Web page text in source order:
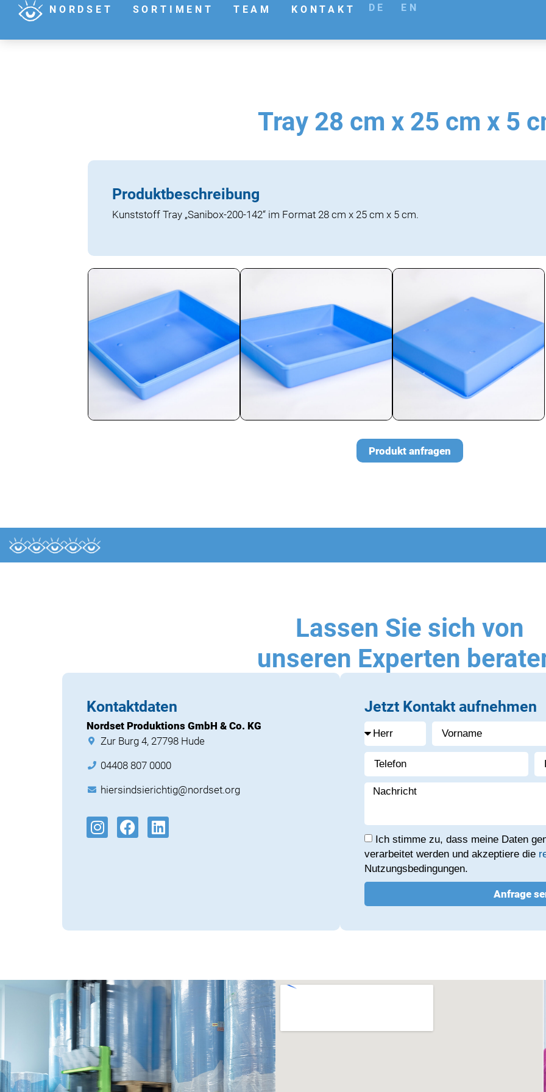
NORDSET SORTIMENT TEAM KONTAKT DE EN
Tray 28 cm x 25 cm x 5
Produktbeschreibung
Kunststoff Tray „Sanibox-200-142“ im Format 28 cm x 25 cm x 5 cm.
Produkt anfragen
Lassen Sie sich von
unseren Experten
Kontaktdaten
Nordset Produktions GmbH & Co. KG
Zur Burg 4, 27798 Hude
04408 807 0000
hiersindsierichtig@nordset.org
Jetzt Kontakt aufnehmen
Ich stimme zu, dass meine Daten
verarbeitet werden und akzeptiere die
Nutzungsbedingungen.
Anfrage